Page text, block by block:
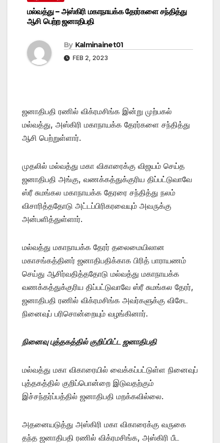
மல்வத்து – அஸ்கிரி மகாநாயக்க தேரர்களை சந்தித்து
ஆசி பெற்ற ஜனாதிபதி
By Kalminainet01
FEB 2, 2023
ஜனாதிபதி ரணில் விக்ரமசிங்க இன்று முற்பகல்
மல்வத்து, அஸ்கிரி மகாநாயக்க தேரர்களை சந்தித்து
ஆசி பெற்றுள்ளார்.
முதலில் மல்வத்து மகா விகாரைக்கு விஜயம் செய்த
ஜனாதிபதி அங்கு, வணக்கத்துக்குரிய திப்பட்டுவாவே
ஸ்ரீ சுமங்கல மகாநாயக்க தேரரை சந்தித்து நலம்
விசாரித்ததோடு அட்டப்பிரிகரவையும் அவருக்கு
அன்பளித்துள்ளார்.
மல்வத்து மகாநாயக்க தேரர் தலைமையிலான
மகாசங்கத்தினர் ஜனாதிபதிக்காக பிரித் பாராயணம்
செய்து ஆசிர்வதித்ததோடு மல்வத்து மகாநாயக்க
வணக்கத்துக்குரிய திப்பட்டுவாவே ஸ்ரீ சுமங்கல தேரர்,
ஜனாதிபதி ரணில் விக்ரமசிங்க அவர்களுக்கு விசேட
நினைவுப் பரிசொன்றையும் வழங்கினார்.
நினைவு புத்தகத்தில் குறிப்பிட்ட ஜனாதிபதி
மல்வத்து மகா விகாரையில் வைக்கப்பட்டுள்ள நினைவுப்
புத்தகத்தில் குறிப்பொன்றை இடுவதற்கும்
இச்சந்தர்ப்பத்தில் ஜனாதிபதி மறக்கவில்லை.
அதனையடுத்து அஸ்கிரி மகா விகாரைக்கு வருகை
தந்த ஜனாதிபதி ரணில் விக்ரமசிங்க, அஸ்கிரி பீட